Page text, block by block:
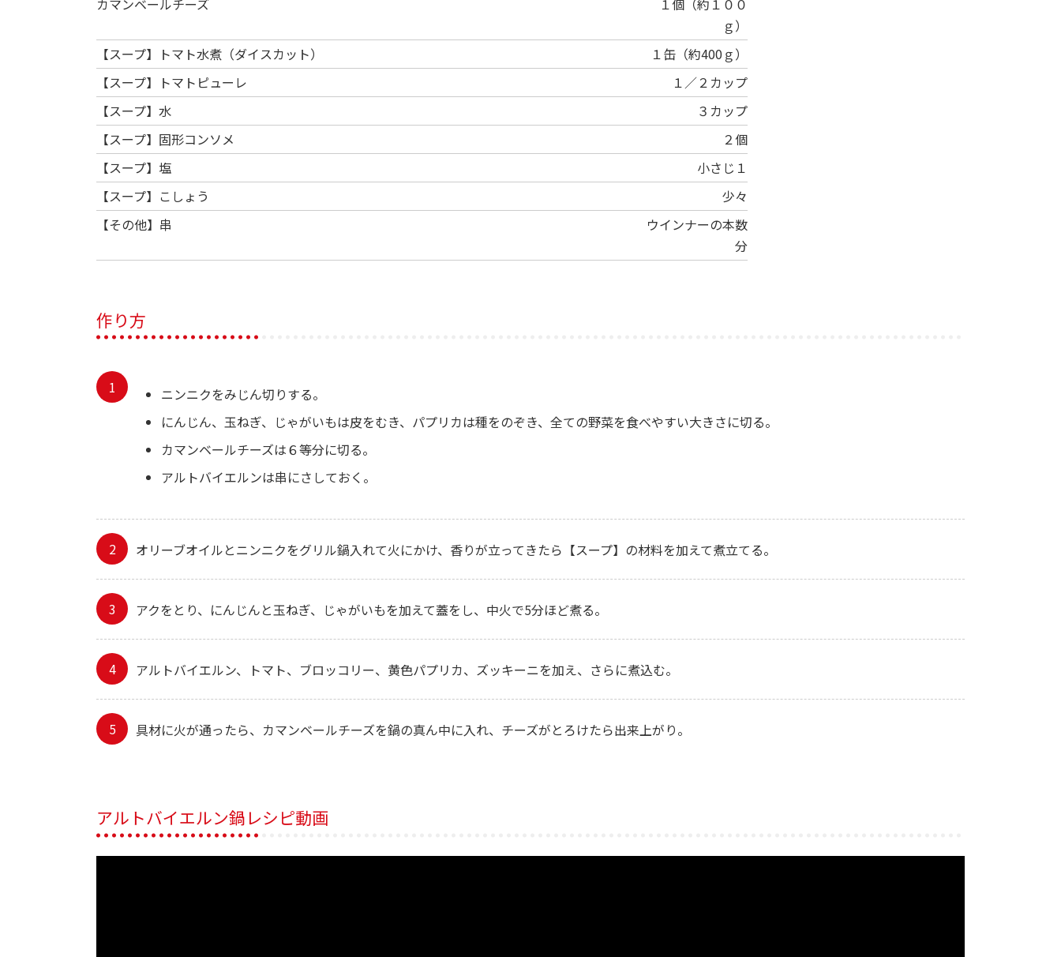
カマンベールチーズ
１個（約１００
ｇ）
【スープ】トマト水煮（ダイスカット）
１缶（約400ｇ）
【スープ】トマトピューレ
１／２カップ
【スープ】水
３カップ
【スープ】固形コンソメ
２個
【スープ】塩
小さじ１
【スープ】こしょう
少々
【その他】串
ウインナーの本数
分
作り方
ニンニクをみじん切りする。
にんじん、玉ねぎ、じゃがいもは皮をむき、パプリカは種をのぞき、全ての野菜を食べやすい大きさに切る。
カマンベールチーズは６等分に切る。
アルトバイエルンは串にさしておく。
オリーブオイルとニンニクをグリル鍋入れて火にかけ、香りが立ってきたら【スープ】の材料を加えて煮立てる。
アクをとり、にんじんと玉ねぎ、じゃがいもを加えて蓋をし、中火で5分ほど煮る。
アルトバイエルン、トマト、ブロッコリー、黄色パプリカ、ズッキーニを加え、さらに煮込む。
具材に火が通ったら、カマンベールチーズを鍋の真ん中に入れ、チーズがとろけたら出来上がり。
アルトバイエルン鍋レシピ動画